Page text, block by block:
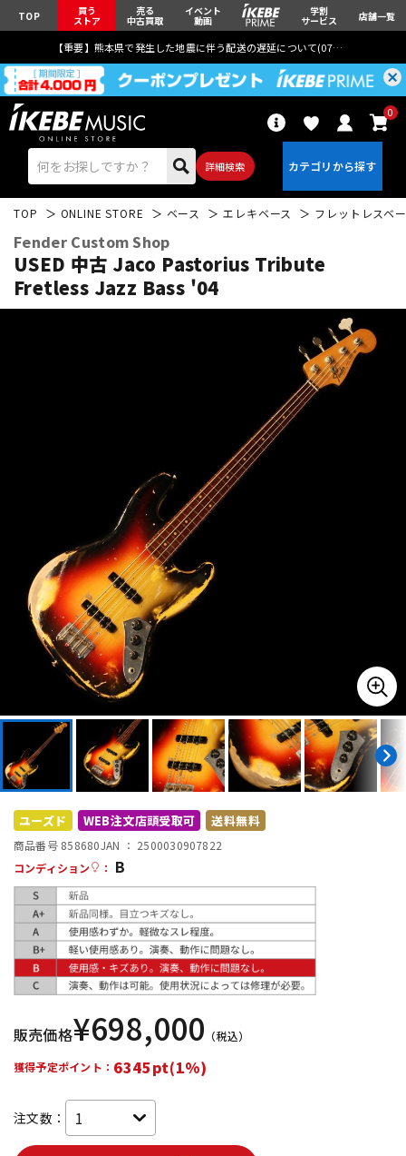
TOP 買う
ストア
売る
中古買取
イベント
動画
学割
サービス 店舗一覧
【重要】熊本県で発生した地震に伴う配送の遅延について(07月29日
詳細検索
0
アコギ/エレアコ
ウクレレ
パーカッション
キーボード
管楽器
アンプ
DTM オンライン納品 レコーディング機器
配信/ライブ機器
中古 ヴィンテージ
TOP ONLINE STORE ベース エレキベース フレットレスベ
Fender Custom Shop
USED 中古 Jaco Pastorius Tribute
Fretless Jazz Bass '04
ユーズド WEB注文店頭受取可 送料無料
商品番号 858680JAN ： 2500030907822
コンディション
： B
販売価格¥698,000 （税込）
獲得予定ポイント： 6345pt(1%)
注文数：